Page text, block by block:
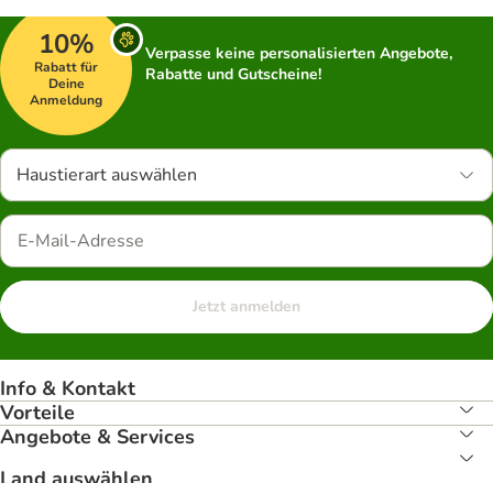
10%
Rabatt für
Deine
Anmeldung
Verpasse keine personalisierten Angebote,
Rabatte und Gutscheine!
Haustierart auswählen
Jetzt anmelden
Info & Kontakt
Vorteile
Angebote & Services